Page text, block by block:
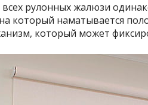
всех рулонных жалюзи
который наматывается
который может